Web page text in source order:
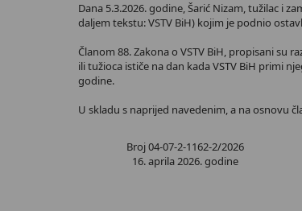
Dana 5.3.2026. godine, Šarić Nizam, tužilac i
daljem tekstu: VSTV BiH) kojim je podnio
Članom 88. Zakona o VSTV BiH, propisani
ili tužioca ističe na dan kada VSTV BiH primi
godine.
U skladu s naprijed navedenim, a na osnovu
Broj 04-07-2-1162-2/2026
16. aprila 2026. godine